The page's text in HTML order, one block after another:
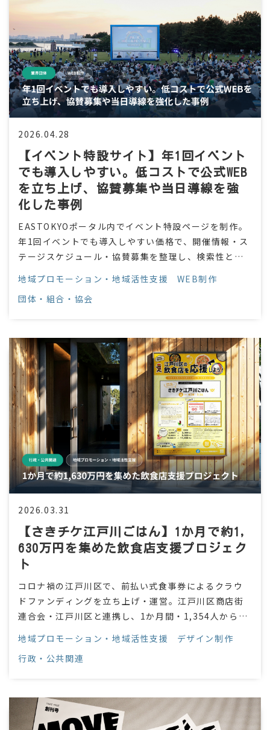
【イベント特設サイト】年1回イベント
でも導入しやすい。低コストで公式WEB
を立ち上げ、協賛募集や当日導線を強
化した事例
2026.04.28
EASTOKYOポータル内でイベント特設ページを制作。
年1回イベントでも導入しやすい価格で、開催情報・ス
テージスケジュール・協賛募集を整理し、検索性とシ
地域プロモーション・地域活性支援
WEB制作
団体・組合・協会
【さきチケ江戸川ごはん】1か月で約1,
630万円を集めた飲食店支援プロジェク
ト
2026.03.31
コロナ禍の江戸川区で、前払い式食事券によるクラウ
ドファンディングを立ち上げ・運営。江戸川区商店街
連合会・江戸川区と連携し、1か月間・1,354人から約
1,630万円の支援を集め、地域の飲食店へ届けました。
地域プロモーション・地域活性支援
デザイン制作
行政・公共関連